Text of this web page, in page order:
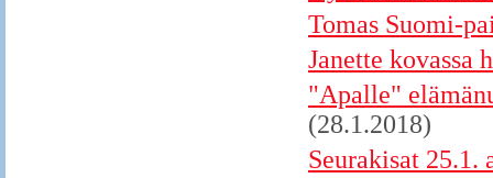
Tomas Suomi-
Janette kovassa
"Apalle"
(28.1.2018)
Seurakisat